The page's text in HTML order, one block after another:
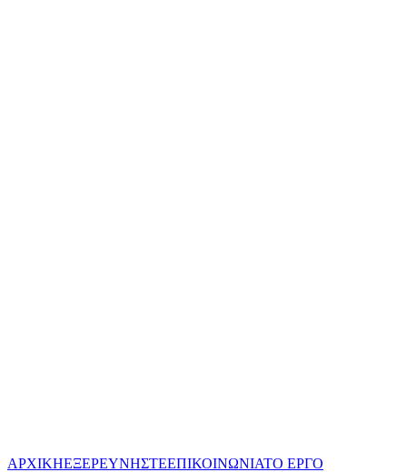
ΑΡΧΙΚΗΕΞΕΡΕΥΝΗΣΤΕΕΠΙΚΟΙΝΩΝΙΑΤΟ ΕΡΓΟ